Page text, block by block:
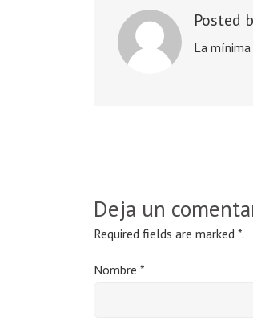
Posted
La
Deja un
Required fields are marked *.
Nombre *